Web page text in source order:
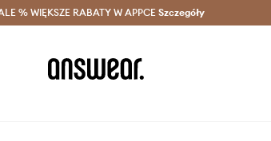
Club > Dostawa nawet w 24h >
% WIĘKSZE RABATY W APPCE Szczegóły